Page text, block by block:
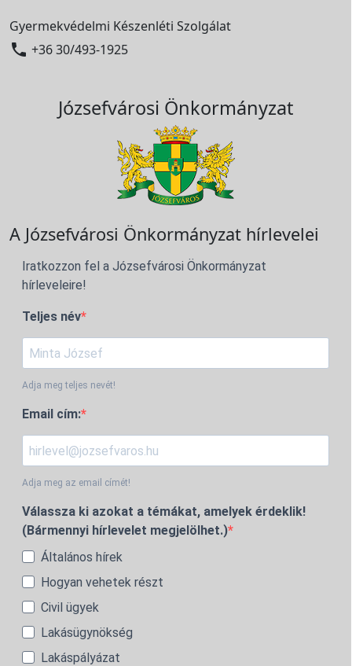
Gyermekvédelmi Készenléti Szolgálat
 +36 30/493-1925
Józsefvárosi Önkormányzat
A Józsefvárosi Önkormányzat hírlevelei
Iratkozzon fel a Józsefvárosi Önkormányzat
hírleveleire!
Teljes név
Adja meg teljes nevét!
Email cím:
Adja meg az email címét!
Válassza ki azokat a témákat, amelyek érdeklik!
(Bármennyi hírlevelet megjelölhet.)
Általános hírek
Hogyan vehetek részt
Civil ügyek
Lakásügynökség
Lakáspályázat